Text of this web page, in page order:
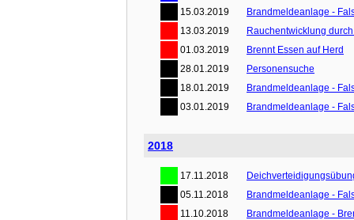
15.03.2019
Brandmeldeanlage -
13.03.2019
Rauchentwicklung
01.03.2019
Brennt Essen auf Herd
28.01.2019
Personensuche
18.01.2019
Brandmeldeanlage -
03.01.2019
Brandmeldeanlage -
2018
17.11.2018
05.11.2018
Brandmeldeanlage -
11.10.2018
Brandmeldeanlage -